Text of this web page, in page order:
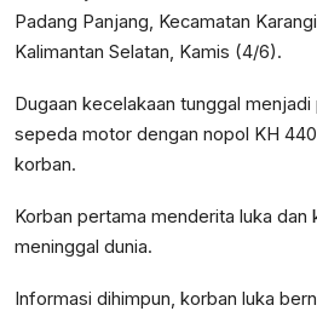
Padang Panjang, Kecamatan
Kalimantan Selatan, Kamis (4/6).
Dugaan kecelakaan tunggal
sepeda motor dengan nopol KH
korban.
Korban pertama menderita luka dan
meninggal dunia.
Informasi dihimpun, korban luka